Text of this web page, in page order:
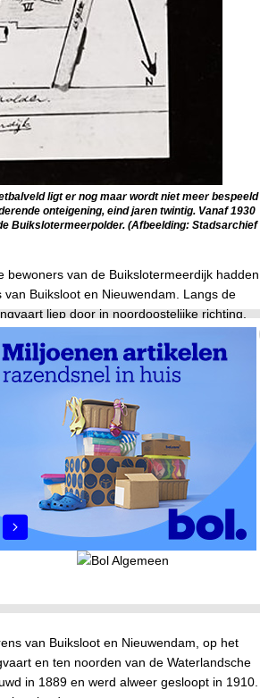
ligt er nog maar wordt niet meer bespeeld
onteigening, eind jaren twintig. Vanaf 1930
Buikslotermeerpolder. (Afbeelding: Stadsarchief
van de Buikslotermeerdijk hadden
Buiksloot en Nieuwendam. Langs de
liep door in noordoostelijke richting.
van de Ringvaart. Tegenover de boerderij
al bekend in 1627 en werd vanaf 1722
op zestien molens die waren gelegen in
maalde voor de bakkers in Buiksloot en
de scheepswerven in Nieuwendam gebruik
raakt in verval door de opkomst
gemalen. Scheepswerven maken
om boten van temaken. In Noord
langs het Noordhollandsch Kanaal, naast
van Buiksloot en Nieuwendam, op het
en ten noorden van de Waterlandsche
in 1889 en werd alweer gesloopt in 1910.